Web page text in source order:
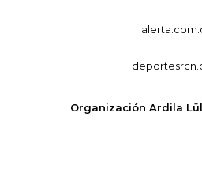
Organización Ardila